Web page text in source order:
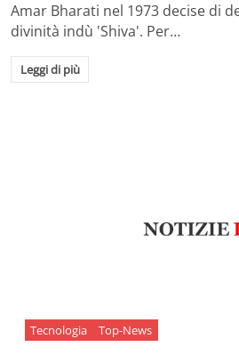
Amar Bharati nel 1973 decise di
divinità indù 'Shiva'. Per…
Leggi di più
Tecnologia Top-News